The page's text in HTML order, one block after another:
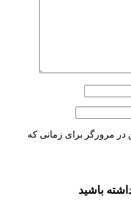
در مرورگر برای زمانی که
باشید